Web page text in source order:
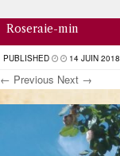
Skip to content
Roseraie-min
PUBLISHED 14 JUIN 2018
← Previous Next →